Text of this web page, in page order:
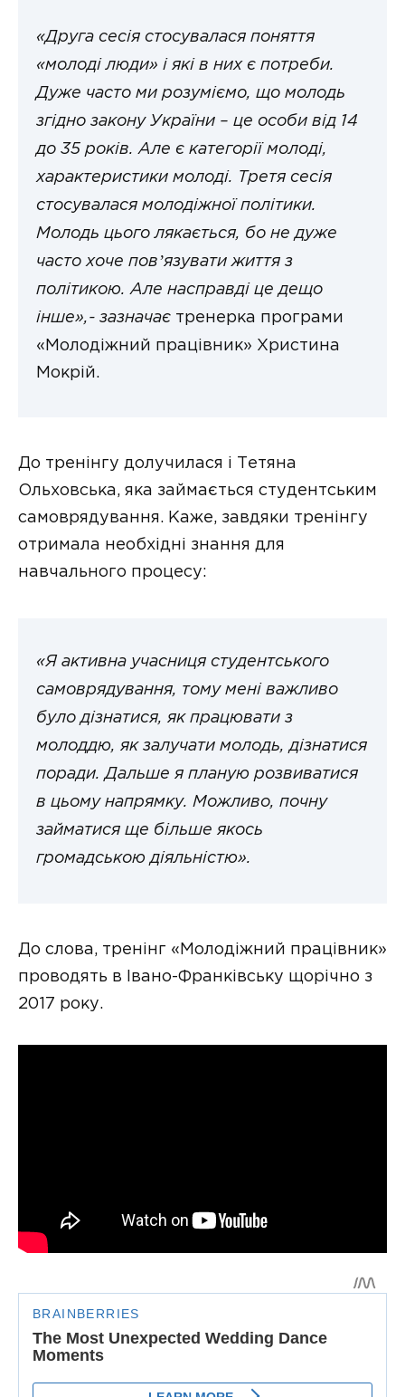
«Друга сесія стосувалася поняття
«молоді люди» і які в них є потреби.
Дуже часто ми розуміємо, що молодь
згідно закону України – це особи від 14
до 35 років. Але є категорії молоді,
характеристики молоді. Третя сесія
стосувалася молодіжної політики.
Молодь цього лякається, бо не дуже
часто хоче повʼязувати життя з
політикою. Але насправді це дещо
інше»,- зазначає тренерка програми
«Молодіжний працівник» Христина
Мокрій.
До тренінгу долучилася і Тетяна
Ольховська, яка займається студентським
самоврядування. Каже, завдяки тренінгу
отримала необхідні знання для
навчального процесу:
«Я активна учасниця студентського
самоврядування, тому мені важливо
було дізнатися, як працювати з
молоддю, як залучати молодь, дізнатися
поради. Дальше я планую розвиватися
в цьому напрямку. Можливо, почну
займатися ще більше якось
громадською діяльністю».
До слова, тренінг «Молодіжний працівник»
проводять в Івано-Франківську щорічно з
2017 року.